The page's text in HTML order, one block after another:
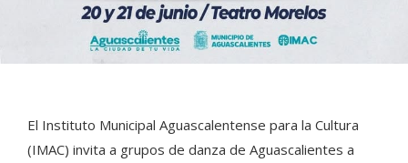
El Instituto Municipal Aguascalentense para la Cultura
(IMAC) invita a grupos de danza de Aguascalientes a